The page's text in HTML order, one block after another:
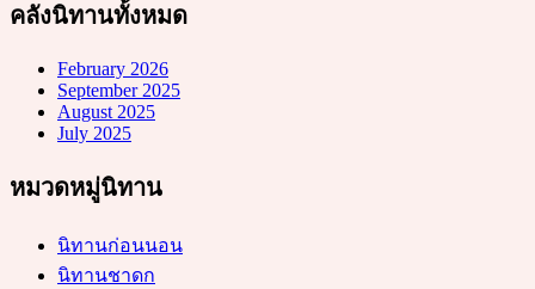
คลังนิทานทั้งหมด
February 2026
September 2025
August 2025
July 2025
หมวดหมู่นิทาน
นิทานก่อนนอน
นิทานชาดก